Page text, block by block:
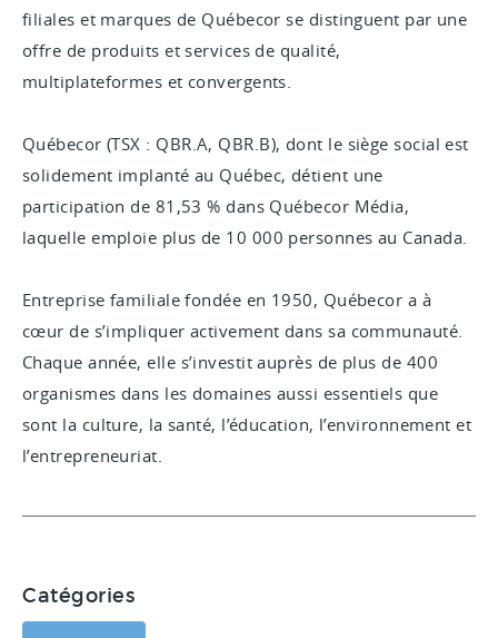
filiales et marques de Québecor se distinguent par une
offre de produits et services de qualité,
multiplateformes et convergents.
Québecor (TSX : QBR.A, QBR.B), dont le siège social est
solidement implanté au Québec, détient une
participation de 81,53 % dans Québecor Média,
laquelle emploie plus de 10 000 personnes au Canada.
Entreprise familiale fondée en 1950, Québecor a à
cœur de s’impliquer activement dans sa communauté.
Chaque année, elle s’investit auprès de plus de 400
organismes dans les domaines aussi essentiels que
sont la culture, la santé, l’éducation, l’environnement et
l’entrepreneuriat.
Catégories